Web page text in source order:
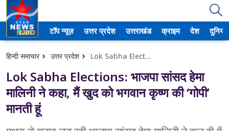
टॉप न्यूज़ उत्तर प्रदेश उत्तराखंड क्राइम देश दुनिया
हिन्दी समाचार उत्तर प्रदेश Lok Sabha Elections: भाजपा सांसद हेमा मालिनी ने कहा, मैं खुद को भगवान कृष्ण की ‘गोपी’ मानती हूं
Lok Sabha Elections: भाजपा सांसद हेमा
मालिनी ने कहा, मैं खुद को भगवान कृष्ण की ‘गोपी’
मानती हूं
उत्तर प्रदेश
आगरा
कानपुर